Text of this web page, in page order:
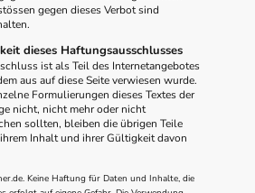
gegen dieses Verbot sind
dieses Haftungsausschlusses
ist als Teil des Internetangebotes
aus auf diese Seite verwiesen wurde.
Formulierungen dieses Textes der
nicht, nicht mehr oder nicht
sollten, bleiben die übrigen Teile
Inhalt und ihrer Gültigkeit davon
Keine Haftung für Daten und Inhalte, die